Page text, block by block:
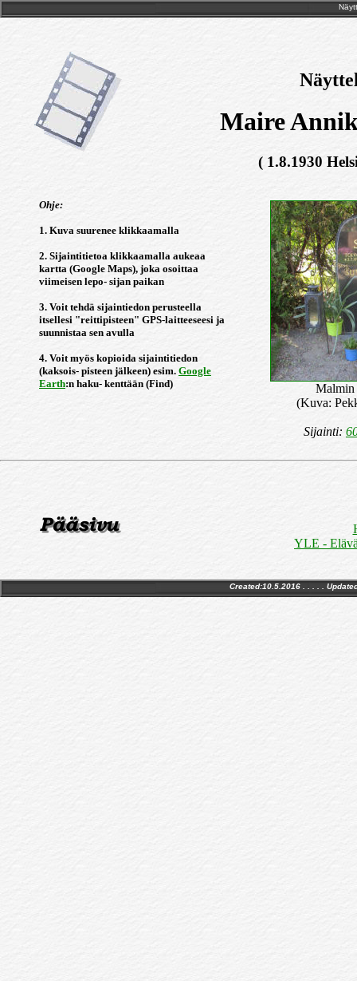
Maire
( 1.8.1930
Ohje:
1. Kuva suurenee klikkaamalla
2. Sijaintitietoa klikkaamalla aukeaa
kartta (Google Maps), joka osoittaa
viimeisen lepo- sijan paikan
3. Voit tehdä sijaintiedon perusteella
itsellesi "reittipisteen" GPS-laitteeseesi ja
suunnistaa sen avulla
4. Voit myös kopioida sijaintitiedon
(kaksois- pisteen jälkeen) esim. Google
Earth:n haku- kenttään (Find)
Malmin
(Kuva:
Sijainti:
YLE -
Created:10.5.2016 . . . . .